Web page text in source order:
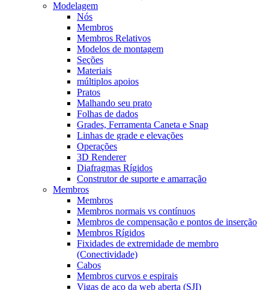
Modelagem
Nós
Membros
Membros Relativos
Modelos de montagem
Seções
Materiais
múltiplos apoios
Pratos
Malhando seu prato
Folhas de dados
Grades, Ferramenta Caneta e Snap
Linhas de grade e elevações
Operações
3D Renderer
Diafragmas Rígidos
Construtor de suporte e amarração
Membros
Membros
Membros normais vs contínuos
Membros de compensação e pontos de inserção
Membros Rígidos
Fixidades de extremidade de membro
(Conectividade)
Cabos
Membros curvos e espirais
Vigas de aço da web aberta (SJI)